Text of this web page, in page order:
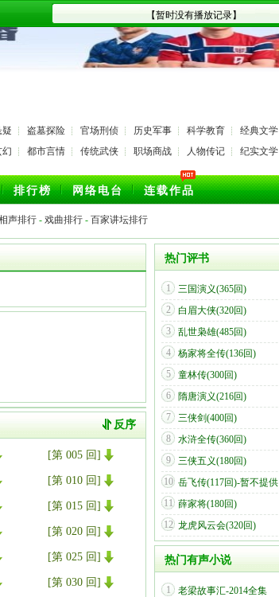
疑 盗墓探险 官场刑侦 历史军事 科学教育 经典文学
幻
都市言情 传统武侠 职场商战 人物传记 纪实文学
排行榜 网络电台 连载作品
声排行 - 戏曲排行 - 百家讲坛排行
[第 005 回]
[第 010 回]
[第 015 回]
[第 020 回]
[第 025 回]
[第 030 回]
热门评书
1
三国演义(365回)
2
白眉大侠(320回)
3
乱世枭雄(485回)
4
杨家将全传(136回)
5
童林传(300回)
6
隋唐演义(216回)
7
三侠剑(400回)
8
水浒全传(360回)
9
三侠五义(180回)
10 岳飞传(117回)-暂不提供
11 薛家将(180回)
12 龙虎风云会(320回)
热门有声小说
1
老梁故事汇-2014全集